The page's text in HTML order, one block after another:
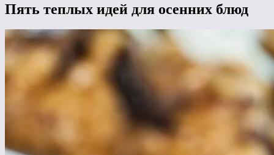
Пять теплых идей для осенних блюд